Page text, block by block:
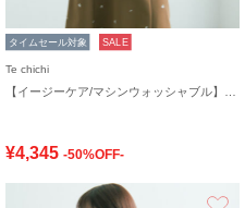
タイムセール対象 SALE
Te chichi
¥4,345 -50%OFF-